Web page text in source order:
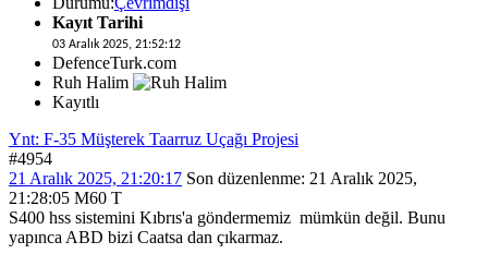
Kayıt Tarihi
03 Aralık 2025, 21:52:12
DefenceTurk.com
Ruh Halim
Kayıtlı
Ynt: F-35 Müşterek Taarruz Uçağı Projesi
#4954
21 Aralık 2025, 21:20:17 Son düzenlenme: 21 Aralık 2025,
21:28:05 M60 T
S400 hss sistemini Kıbrıs'a göndermemiz mümkün değil. Bunu
yapınca ABD bizi Caatsa dan çıkarmaz.